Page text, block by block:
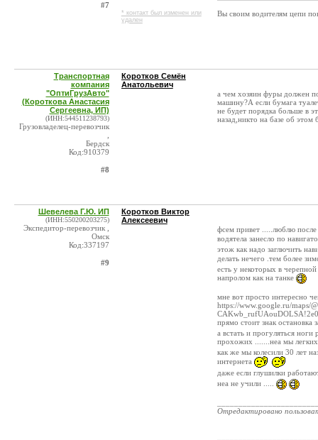
#7
* контакт был изменен или
удален
Вы своим водителям цепи
Транспортная
компания
"ОптиГрузАвто"
(Короткова Анастасия
Сергеевна, ИП)
(ИНН:544511238793)
Грузовладелец-перевозчик
Бердск
Код:910379
#8
Коротков Семён
Анатольевич
а чем хозяин фуры должен
машину?А если бумага
не будет порядка больше в
назад,никто на базе об этом
Шевелева Г.Ю. ИП
(ИНН:550200203275)
Экспедитор-перевозчик ,
Омск
Код:337197
#9
Коротков Виктор
Алексеевич
фсем привет .....люблю после
водятела занесло по
этож как надо заглючить
делать нечего .тем более
есть у некоторых в
напролом как на танке
мне вот просто интересно
https://www.google.ru/maps/
прямо стоит знак
а встать и прогуляться ноги
прохожих .......неа мы
как же мы колесили 30 лет
интернета
даже если глушилки
неа не учили .....
Отредактировано